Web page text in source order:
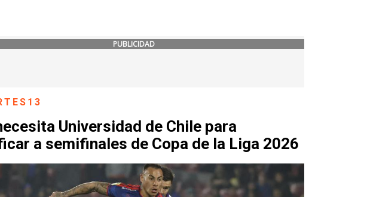
PUBLICIDAD
Universidad de Chile para
a semifinales de Copa de la Liga 2026